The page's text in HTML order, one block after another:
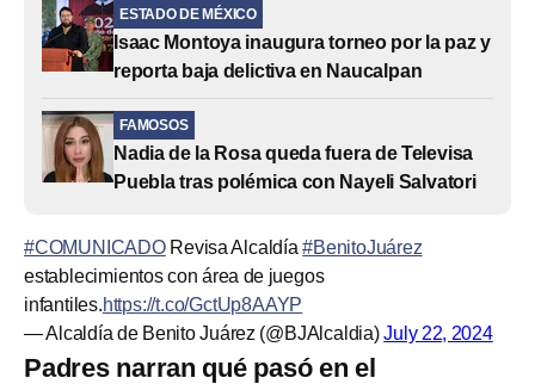
ESTADO DE MÉXICO
Isaac Montoya inaugura torneo por la paz y
reporta baja delictiva en Naucalpan
FAMOSOS
Nadia de la Rosa queda fuera de Televisa
Puebla tras polémica con Nayeli Salvatori
#COMUNICADORevisa Alcaldía#BenitoJuárez
establecimientos con área de juegos
infantiles.https://t.co/GctUp8AAYP
— Alcaldía de Benito Juárez (@BJAlcaldia)July 22, 2024
Padres narran qué pasó en el